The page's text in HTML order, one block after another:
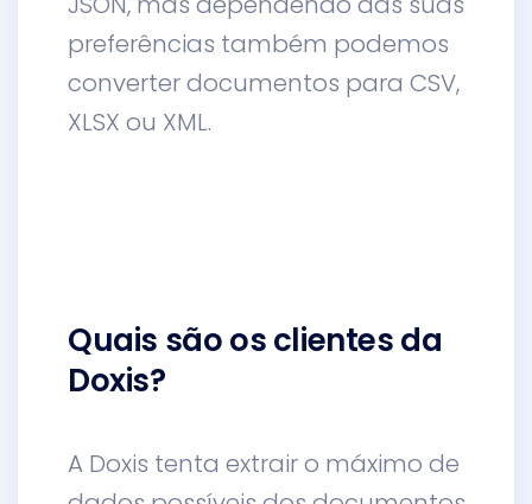
preferências também podemos
converter documentos para CSV,
XLSX ou XML.
Quais são os clientes da
Doxis?
A Doxis tenta extrair o máximo de